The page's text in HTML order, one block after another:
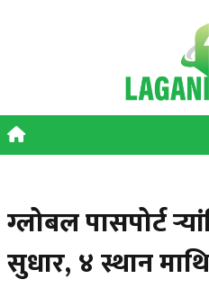
ग्लोबल पासपोर्ट
सुधार, ४ स्थान